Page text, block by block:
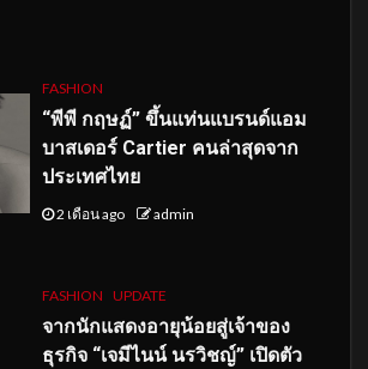
FASHION
“พีพี กฤษฏ์” ขึ้นแท่นแบรนด์แอม
บาสเดอร์ Cartier คนล่าสุดจาก
ประเทศไทย
2 เดือน ago admin
FASHION UPDATE
จากนักแสดงอายุน้อยสู่เจ้าของ
ธุรกิจ “เจมีไนน์ นรวิชญ์” เปิดตัว